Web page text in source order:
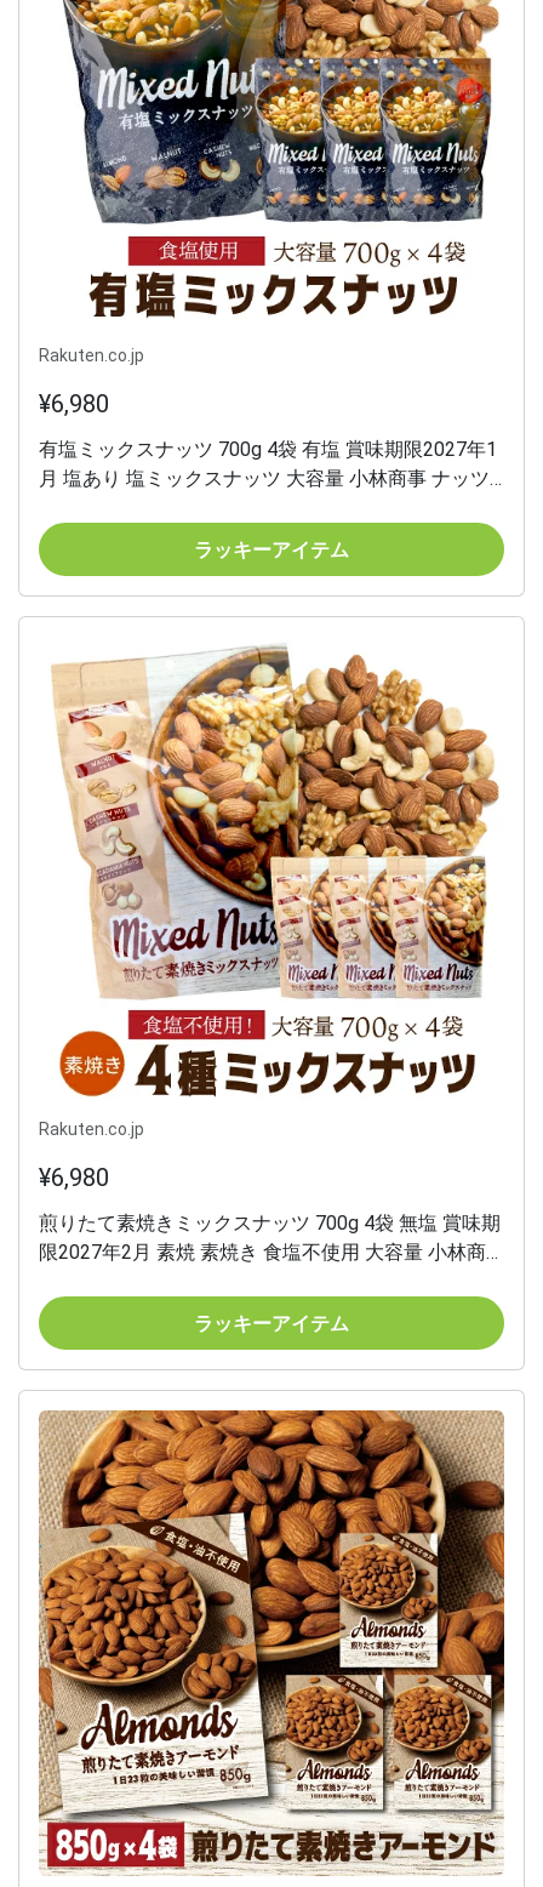
Rakuten.co.jp
¥6,980
有塩ミックスナッツ 700g 4袋 有塩 賞味期限2027年1
月 塩あり 塩ミックスナッツ 大容量 小林商事 ナッツ
虎姫
ラッキーアイテム
Rakuten.co.jp
¥6,980
煎りたて素焼きミックスナッツ 700g 4袋 無塩 賞味期
限2027年2月 素焼 素焼き 食塩不使用 大容量 小林商
ミアナッツ 虎姫
ラッキーアイテム